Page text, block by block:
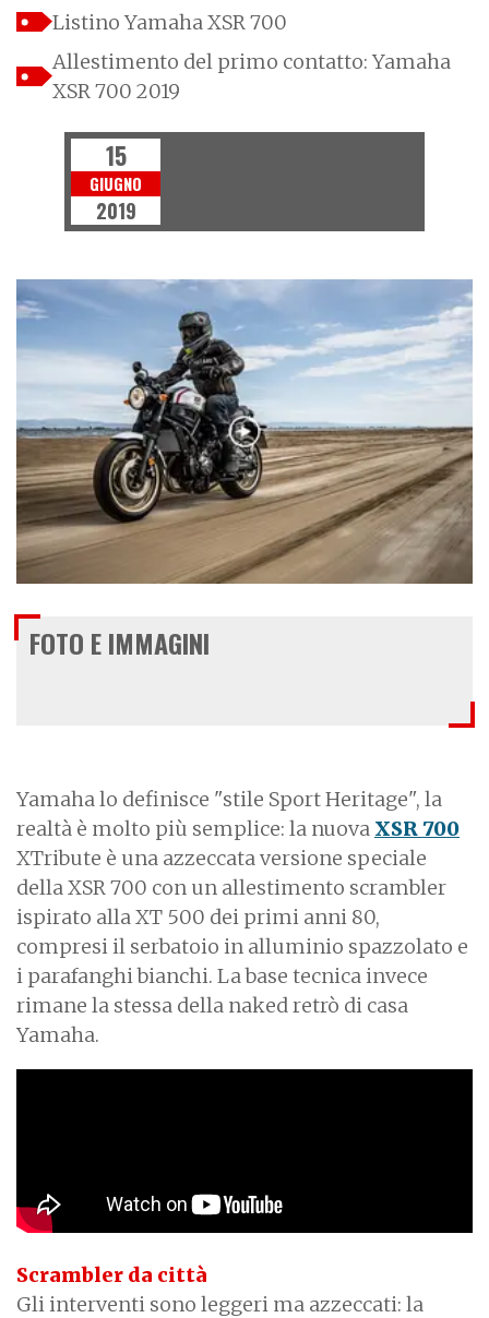
Listino Yamaha XSR 700
Allestimento del primo contatto: Yamaha
XSR 700 2019
15
GIUGNO
2019
€ 8.490
FOTO E IMMAGINI
Yamaha lo definisce "stile Sport Heritage", la
realtà è molto più semplice: la nuova XSR 700
XTribute è una azzeccata versione speciale
della XSR 700 con un allestimento scrambler
ispirato alla XT 500 dei primi anni 80,
compresi il serbatoio in alluminio spazzolato e
i parafanghi bianchi. La base tecnica invece
rimane la stessa della naked retrò di casa
Yamaha.
Scrambler da città
Gli interventi sono leggeri ma azzeccati: la